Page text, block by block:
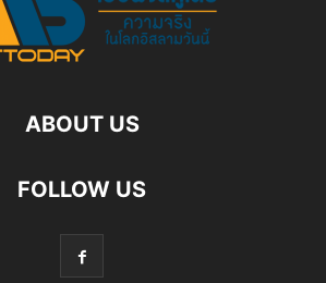
ABOUT US
FOLLOW US